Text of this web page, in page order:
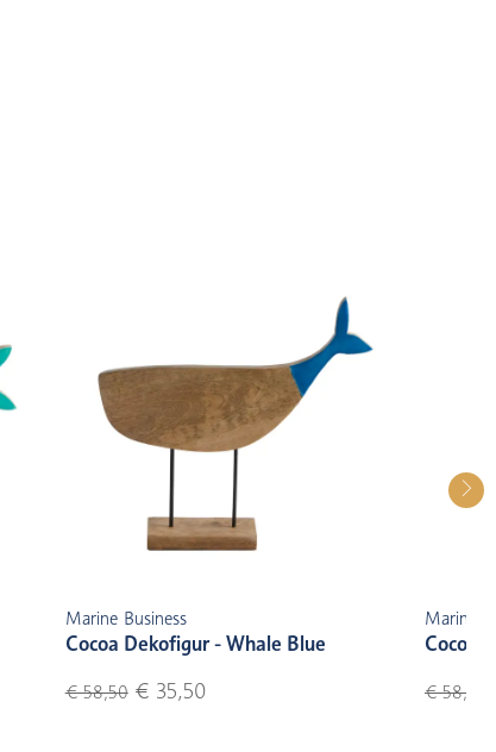
Marine Business
Cocoa Dekofigur - Whale Blue
€ 58,50€ 35,50
Marine
Cocoa
€ 58,50